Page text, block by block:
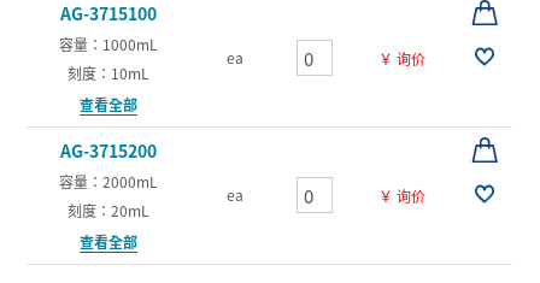
AG-3715100
容量：1000mL
刻度：10mL
查看全部
ea ￥ 询价
AG-3715200
容量：2000mL
刻度：20mL
查看全部
ea ￥ 询价